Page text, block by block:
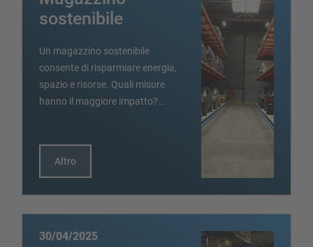
sostenibile
Un magazzino sostenibile
consente di risparmiare energia,
spazio e risorse. Quali misure
hanno il maggiore impatto?…
Altro
30/04/2025